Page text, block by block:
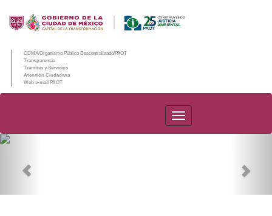
CDMX/Organismo Público Descentralizado/PAOT
Transparencia
Trámites y Servicios
Atención Ciudadana
Web e-mail PAOT
PAOT